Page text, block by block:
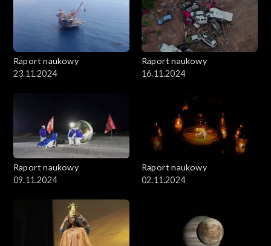
Raport naukowy
23.11.2024
Raport naukowy
16.11.2024
Raport naukowy
09.11.2024
Raport naukowy
02.11.2024